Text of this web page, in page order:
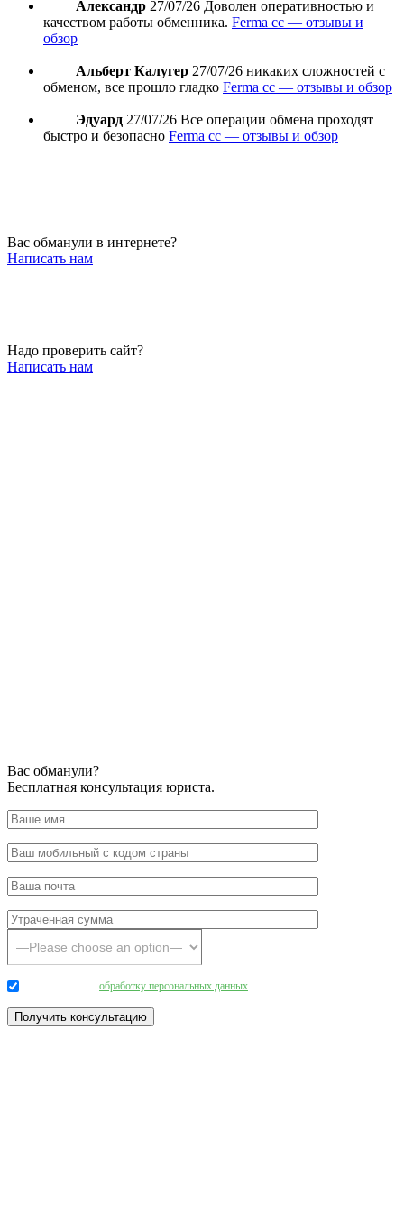
Александр 27/07/26 Доволен оперативностью и
качеством работы обменника. Ferma cc — отзывы и
обзор
Альберт Калугер 27/07/26 никаких сложностей с
обменом, все прошло гладко Ferma cc — отзывы и обзор
Эдуард 27/07/26 Все операции обмена проходят
быстро и безопасно Ferma cc — отзывы и обзор
Вас обманули в интернете?
Написать нам
Надо проверить сайт?
Написать нам
Вас обманули?
Бесплатная консультация юриста.
обработку персональных данных